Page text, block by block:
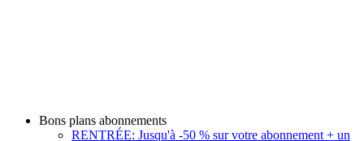
Bons plans abonnements
RENTRÉE: Jusqu'à -50 % sur votre abonnement + un